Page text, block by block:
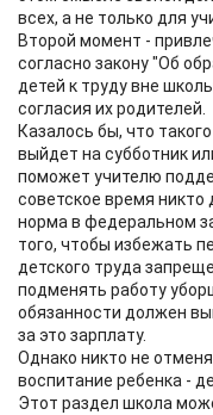
всех, а не только для
Второй момент -
согласно закону "Об
детей к труду вне
согласия их родителей.
Казалось бы, что
выйдет на субботник
поможет учителю
советское время никто
норма в федеральном
того, чтобы избежать
детского труда
подменять работу
обязанности должен
за это зарплату.
Однако никто не
воспитание ребенка -
Этот раздел школа